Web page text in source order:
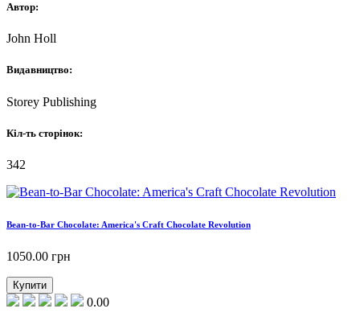
Автор:
John Holl
Видавництво:
Storey Publishing
Кіл-ть сторінок:
342
Bean-to-Bar Chocolate: America's Craft Chocolate Revolution
1050.00 грн
Купити
0.00